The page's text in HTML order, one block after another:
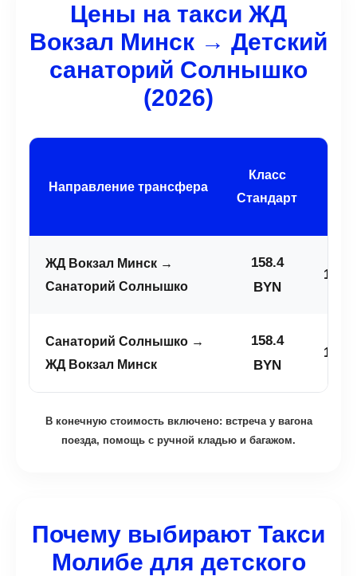
Цены на такси ЖД
Вокзал Минск → Детский
санаторий Солнышко
(2026)
Направление трансфера
Класс
Стандарт
ЖД Вокзал Минск →
Санаторий Солнышко
158.4
BYN
Санаторий Солнышко →
ЖД Вокзал Минск
158.4
BYN
В конечную стоимость включено: встреча у вагона
поезда, помощь с ручной кладью и багажом.
Почему выбирают Такси
Молибе для детского